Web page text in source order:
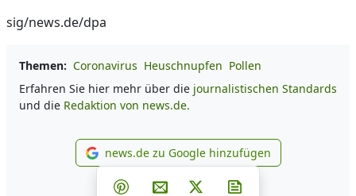
sig/news.de/dpa
Themen: Coronavirus Heuschnupfen Pollen
Erfahren Sie hier mehr über die journalistischen Standards
und die Redaktion von news.de.
news.de zu Google
news.de zu Google hinzufügen
Teilen auf Facebook
Teilen auf Whatsapp
Teilen auf Telegram
Teilen auf Pinterest
Per E-Mail teilen
Post auf X